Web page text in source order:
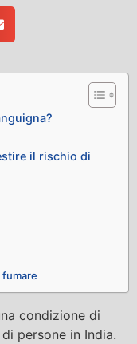
il rischio di
fumare
condizione di
persone in India.